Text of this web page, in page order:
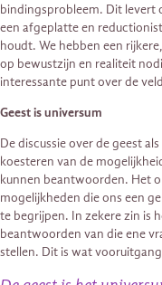
bindingsprobleem. Dit levert
een afgeplatte en
houdt. We hebben een
op bewustzijn en realiteit
interessante punt over de
Geest is universum
De discussie over de geest
koesteren van de
kunnen beantwoorden. Het
mogelijkheden die ons een
te begrijpen. In zekere zin is
beantwoorden van die ene
stellen. Dit is wat